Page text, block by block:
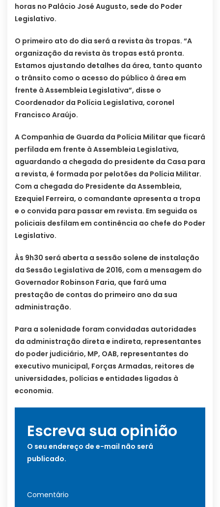
horas no Palácio José Augusto, sede do Poder
Legislativo.
O primeiro ato do dia será a revista às tropas. “A
organização da revista às tropas está pronta.
Estamos ajustando detalhes da área, tanto quanto
o trânsito como o acesso do público à área em
frente à Assembleia Legislativa”, disse o
Coordenador da Polícia Legislativa, coronel
Francisco Araújo.
A Companhia de Guarda da Polícia Militar que ficará
perfilada em frente à Assembleia Legislativa,
aguardando a chegada do presidente da Casa para
a revista, é formada por pelotões da Polícia Militar.
Com a chegada do Presidente da Assembleia,
Ezequiel Ferreira, o comandante apresenta a tropa
e o convida para passar em revista. Em seguida os
policiais desfilam em continência ao chefe do Poder
Legislativo.
Às 9h30 será aberta a sessão solene de instalação
da Sessão Legislativa de 2016, com a mensagem do
Governador Robinson Faria, que fará uma
prestação de contas do primeiro ano da sua
administração.
Para a solenidade foram convidadas autoridades
da administração direta e indireta, representantes
do poder judiciário, MP, OAB, representantes do
executivo municipal, Forças Armadas, reitores de
universidades, polícias e entidades ligadas à
economia.
Escreva sua opinião
O seu endereço de e-mail não será
publicado.
Comentário